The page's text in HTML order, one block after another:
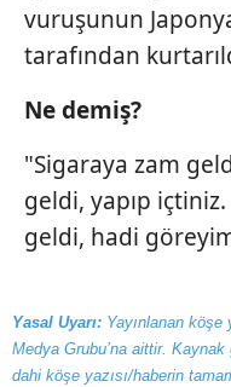
vuruşunun
tarafından
Ne demiş?
"Sigaraya zam
geldi, yapıp
geldi, hadi
Yasal Uyarı: Yayınlanan köşe
Medya Grubu’na aittir.
dahi köşe yazısı/haberin